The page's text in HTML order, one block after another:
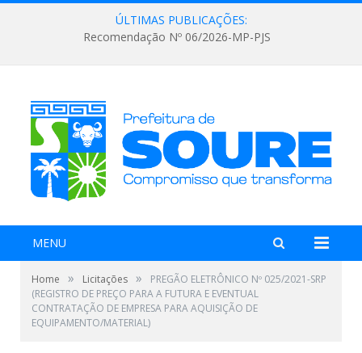
ÚLTIMAS PUBLICAÇÕES:
Recomendação Nº 06/2026-MP-PJS
MENU
Home » Licitações »
PREGÃO ELETRÔNICO Nº 025/2021-SRP
(REGISTRO DE PREÇO PARA A FUTURA E EVENTUAL
CONTRATAÇÃO DE EMPRESA PARA AQUISIÇÃO DE
EQUIPAMENTO/MATERIAL)